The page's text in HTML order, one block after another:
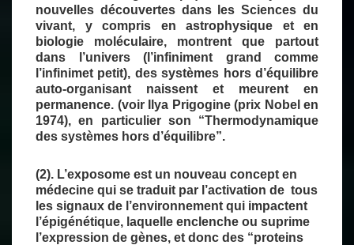
nouvelles découvertes dans les Sciences du
vivant, y compris en astrophysique et en
biologie moléculaire, montrent que partout
dans l’univers (l’infiniment grand comme
l’infinimet petit), des systèmes hors d’équilibre
auto-organisant naissent et meurent en
permanence. (voir Ilya Prigogine (prix Nobel en
1974), en particulier son “Thermodynamique
des systèmes hors d’équilibre”.
(2). L’exposome est un nouveau concept en
médecine qui se traduit par l’activation de tous
les signaux de l’environnement qui impactent
l’épigénétique, laquelle enclenche ou suprime
l’expression de gènes, et donc des “proteins